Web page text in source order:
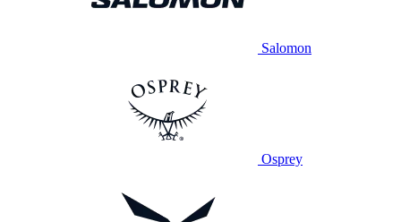
Salomon
Osprey